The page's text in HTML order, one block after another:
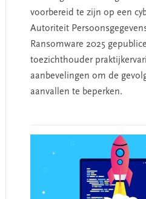
voorbereid te zijn op een
Autoriteit
Ransomware 2025
toezichthouder
aanbevelingen om de
aanvallen te beperken.